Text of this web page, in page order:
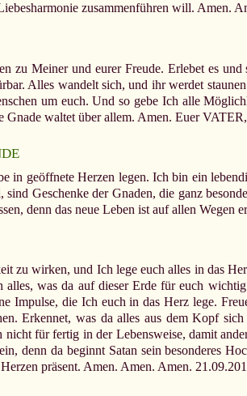
zusammenführen will. Amen.
zu Meiner und eurer Freude. Erlebet es
Alles wandelt sich, und ihr werdet
um euch. Und so gebe Ich alle
waltet über allem. Amen. Euer
geöffnete Herzen legen. Ich bin ein
Geschenke der Gnaden, die ganz
denn das neue Leben ist auf allen
zu wirken, und Ich lege euch alles in das
was da auf dieser Erde für euch
Impulse, die Ich euch in das Herz lege.
Erkennet, was da alles aus dem Kopf
für fertig in der Lebensweise, damit
denn da beginnt Satan sein besonderes
präsent. Amen. Amen. Amen.